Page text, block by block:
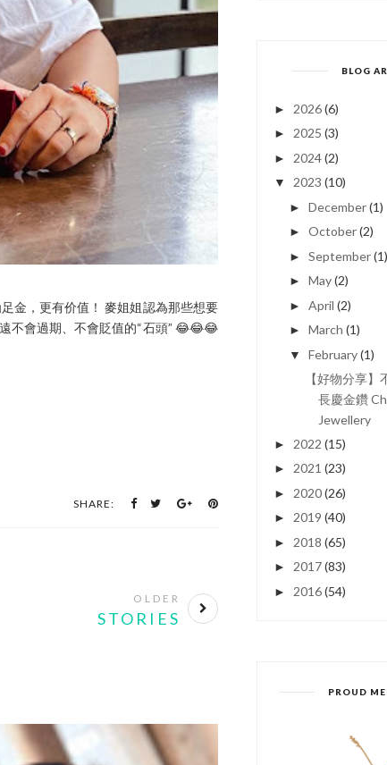
金，更有价值！ 麥姐姐認為那些想要
不會過期、不會貶值的“石頭” 😂😂😂
SHARE:
OLDER
STORIES
BLOG
► 2026(6)
► 2025 (3)
► 2024(2)
▼ 2023 (10)
► December(1)
► October(2)
► September(1)
► May(2)
► April (2)
► March (1)
▼ February(1)
【好物分享】
長慶金鑽
Jewellery
► 2022 (15)
► 2021 (23)
► 2020(26)
► 2019 (40)
► 2018 (65)
► 2017(83)
► 2016(54)
PROUD